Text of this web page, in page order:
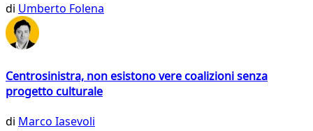
di Umberto Folena
Centrosinistra, non esistono vere coalizioni senza
progetto culturale
di Marco Iasevoli